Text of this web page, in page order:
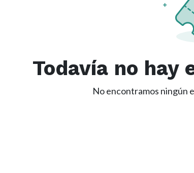
Todavía no hay
No encontramos ningún